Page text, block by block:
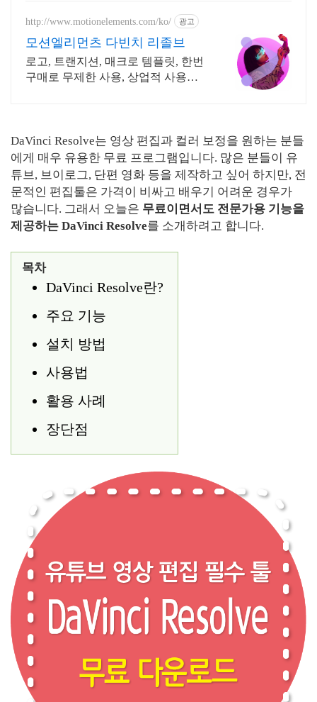
담/ 영구AS
http://www.motionelements.com/ko/ 광고
모션엘리먼츠 다빈치 리졸브
로고, 트랜지션, 매크로 템플릿, 한번
구매로 무제한 사용, 상업적 사용
DaVinci Resolve는 영상 편집과 컬러 보정을 원하는 분들
에게 매우 유용한 무료 프로그램입니다. 많은 분들이 유
튜브, 브이로그, 단편 영화 등을 제작하고 싶어 하지만, 전
문적인 편집툴은 가격이 비싸고 배우기 어려운 경우가
많습니다. 그래서 오늘은 무료이면서도 전문가용 기능을
제공하는 DaVinci Resolve를 소개하려고 합니다.
목차
DaVinci Resolve란?
주요 기능
설치 방법
사용법
활용 사례
장단점